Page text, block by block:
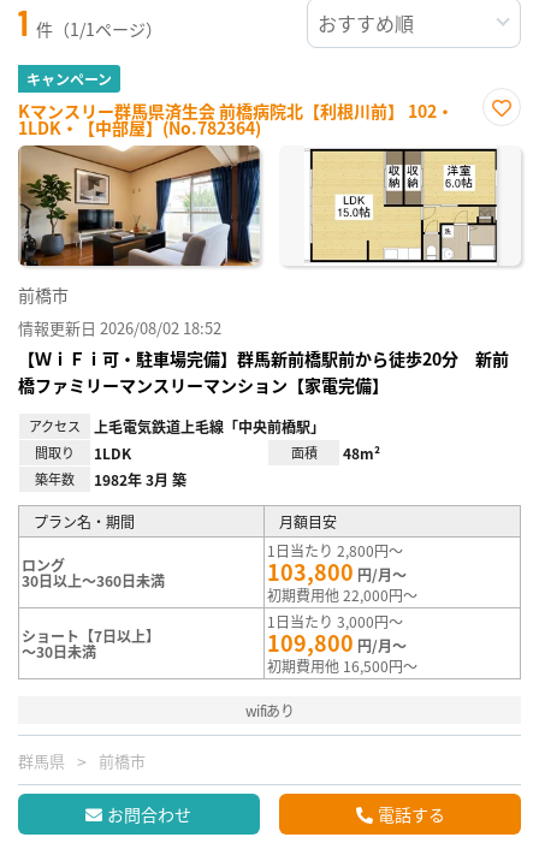
1 件（1/1ページ）
キャンペーン
Kマンスリー群馬県済生会 前橋病院北【利根川前】 102・
1LDK・【中部屋】(No.782364)
に入
り登
録
前橋市
情報更新日 2026/08/02 18:52
【ＷｉＦｉ可・駐車場完備】群馬新前橋駅前から徒歩20分 新前
橋ファミリーマンスリーマンション【家電完備】
アクセス 上毛電気鉄道上毛線「中央前橋駅」
間取り 1LDK 面積 48m²
築年数 1982年 3月 築
プラン名・期間 月額目安
ロング
30日以上～360日未満
1日当たり 2,800円～
103,800 円/月～
初期費用他 22,000円～
ショート【7日以上】
～30日未満
1日当たり 3,000円～
109,800 円/月～
初期費用他 16,500円～
wifiあり
群馬県 前橋市
お問合わせ 電話する